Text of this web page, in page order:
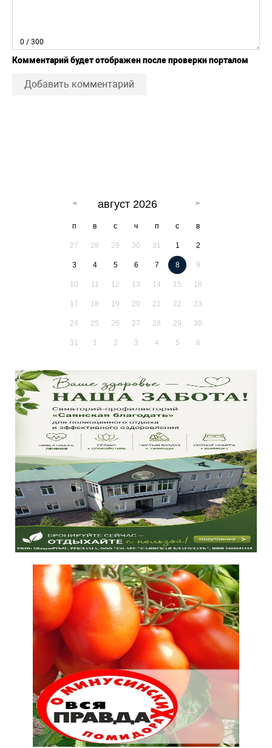
0 / 300
Комментарий будет отображен после проверки порталом
Добавить комментарий
август 2026
п в с ч п с в
27 28 29 30 31 1 2
3 4 5 6 7 8 9
10 11 12 13 14 15 16
17 18 19 20 21 22 23
24 25 26 27 28 29 30
31 1 2 3 4 5 6